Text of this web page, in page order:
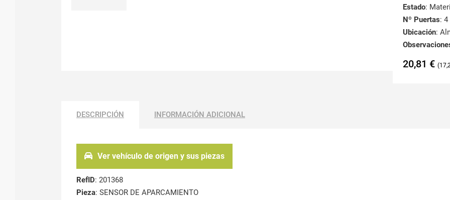
Estado:
Nº Puertas: 4
Ubicación:
20,81 €
DESCRIPCIÓN INFORMACIÓN ADICIONAL
Ver vehículo de origen y sus piezas
RefID: 201368
Pieza: SENSOR DE APARCAMIENTO